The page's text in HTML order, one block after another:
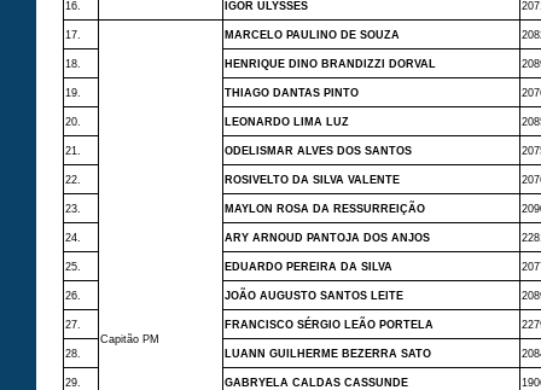
16. IGOR ULYSSES
17.
Capitão PM
MARCELO PAULINO DE SOUZA
18. HENRIQUE DINO BRANDIZZI DORVAL
19. THIAGO DANTAS PINTO
20. LEONARDO LIMA LUZ
21. ODELISMAR ALVES DOS SANTOS
22. ROSIVELTO DA SILVA VALENTE
23. MAYLON ROSA DA RESSURREIÇÃO
24. ARY ARNOUD PANTOJA DOS ANJOS
25. EDUARDO PEREIRA DA SILVA
26. JOÃO AUGUSTO SANTOS LEITE
27. FRANCISCO SÉRGIO LEÃO PORTELA
28. LUANN GUILHERME BEZERRA SATO
29. GABRYELA CALDAS CASSUNDE